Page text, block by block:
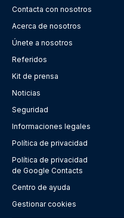
Contacta con nosotros
Acerca de nosotros
Únete a nosotros
Referidos
Kit de prensa
Noticias
Seguridad
Informaciones legales
Política de privacidad
Política de privacidad
de Google Contacts
Centro de ayuda
Gestionar cookies